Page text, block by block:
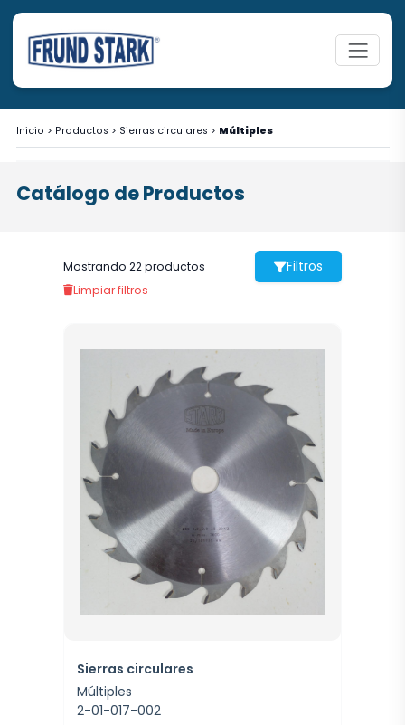
Inicio > Productos > Sierras circulares > Múltiples
Catálogo de Productos
Mostrando 22 productos Filtros
Limpiar filtros
Sierras circulares
Múltiples
2-01-017-002